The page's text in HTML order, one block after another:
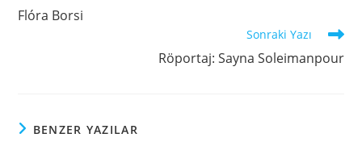
Flóra Borsi
Sonraki Yazı
Röportaj: Sayna Soleimanpour
BENZER YAZILAR